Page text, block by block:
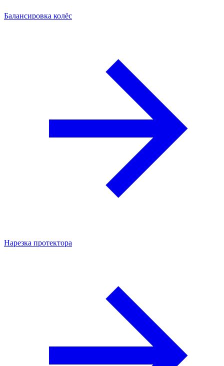
Балансировка колёс
Нарезка протектора